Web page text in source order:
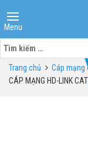
Menu
Tìm
kiếm
cho:Trang chủ
Cáp mạng
CÁP MẠNG HD-LINK